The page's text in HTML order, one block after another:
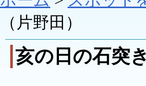
（片野田）
亥の日の石突